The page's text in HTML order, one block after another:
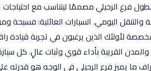
فرع الرحيلي مصممًا ليتناسب مع احتياجات
اليومي. السيارات العائلية: فسيحة
القريبة بأداء قوي وثبات عالٍ. كل
ما يميز فرع الرحيلي في الوجه هو